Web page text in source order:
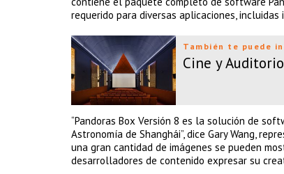
requerido para diversas aplicaciones,
También te puede
Cine y
“Pandoras Box Versión 8 es la solución de
Astronomía de Shanghái”, dice Gary Wang,
una gran cantidad de imágenes se pueden
desarrolladores de contenido expresar su